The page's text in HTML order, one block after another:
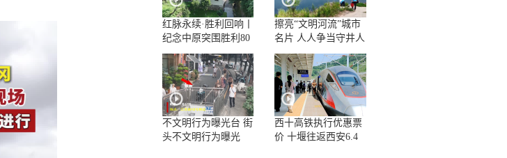
红脉永续·胜利回响丨
纪念中原突围胜利80
周年系列短视频——
古院
擦亮“文明河流”城市
名片 人人争当守井人
不文明行为曝光台 街
头不文明行为曝光
西十高铁执行优惠票
价 十堰往返西安6.4